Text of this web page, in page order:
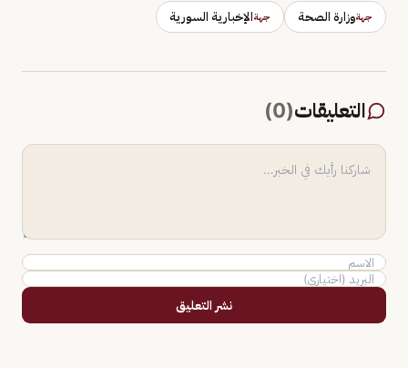
جهةوزارة الصحة جهةالإخبارية السورية
التعليقات(
0
)
نشر التعليق